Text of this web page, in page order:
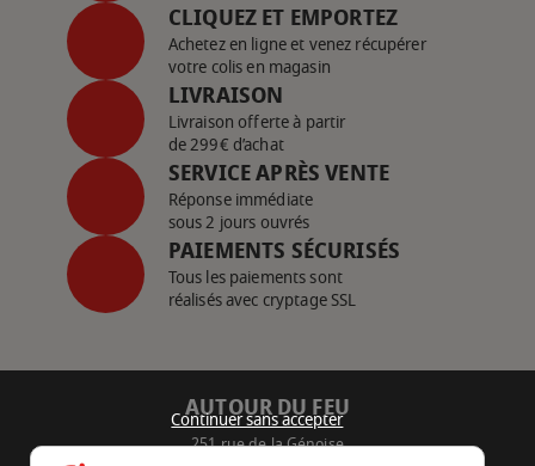
CLIQUEZ ET EMPORTEZ
Achetez en ligne et venez récupérer
votre colis en magasin
LIVRAISON
Livraison offerte à partir
de 299€ d’achat
SERVICE APRÈS VENTE
Réponse immédiate
sous 2 jours ouvrés
PAIEMENTS SÉCURISÉS
Tous les paiements sont
réalisés avec cryptage SSL
AUTOUR DU FEU
251 rue de la Génoise
Continuer sans accepter